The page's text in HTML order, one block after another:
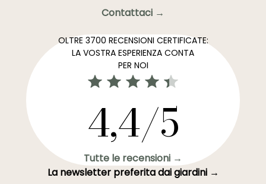
Contattaci →
OLTRE 3700 RECENSIONI CERTIFICATE:
LA VOSTRA ESPERIENZA CONTA
PER NOI
4,4/5
Tutte le recensioni →
La newsletter preferita dai giardini →